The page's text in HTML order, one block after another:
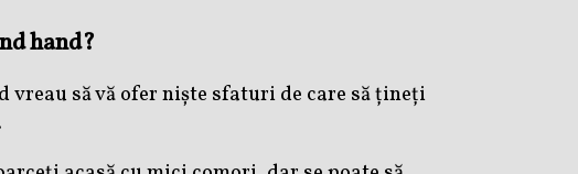
hand?
să vă ofer niște sfaturi de care să țineți